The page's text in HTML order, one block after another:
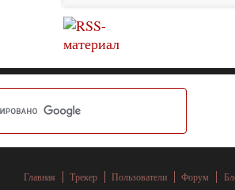
Главная Трекер Пользователи Форум